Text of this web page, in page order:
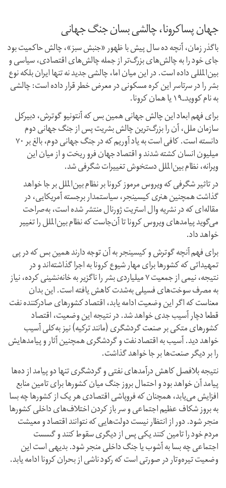
جهان پسا‌کرونا، چالشی بسان جنگ جهانی
باگذر زمان، آنچه ده سال پیش با ظهور «جنبش سبز»، چالش حاکمیت بود
جای خود را به چالش‌های بزرگ‌تر از جمله چالش‌های اقتصادی، سیاسی و
بین‌المللی داده است. در این میان اما، ‌چالشی جدید نه تنها ایران بلکه نوع
بشر را در سر‌تاسر این کره مسکونی در معرض خطر قرار داده است: چالشی
به نام کووید‌ـ۱۹ یا همان کرونا.
برای فهم ابعاد این چالش جهانی همین بس که آنتونیو گوترش، دبیرکل
سازمان ملل، آن را بزرگ‌ترین چالش بشریت پس از جنگ جهانی دوم
دانسته است. کافی است به یاد آوریم که در جنگ جهانی دوم، بالغ بر ۷۰
میلیون انسان کشته شدند و اقتصاد جهان فرو ریخت و از میان این
ویرانه، نظام بین‌الملل دستخوش تغییرات شگرفی شد.
در تاثیر شگرفی که ویروس مرموز کرونا بر نظام بین‌الملل بر جا خواهد
گذاشت همچنین هنری کیسینجر، سیاستمدار برجسته آمریکایی، در
مقاله‌ای که در نشریه وال استریت ژورنال منتشر شده است، به‌صراحت
می‌گوید پیامدهای ویروس کرونا تا آن‌جاست که نظام بین‌الملل را تغییر
خواهد داد.
برای فهم آنچه گوترش و کیسینجر به آن توجه دارند همین بس که در پی
تمهیداتی که کشورها برای مهار شیوع کرونا به اجرا گذاشته‌اند و در
نتیجه، نیمی از جمعیت ۷ میلیاردی بشر را ناگزیر به خانه‌نشینی کرده، نیاز
به مصرف سوخت‌های فسیلی به‌شدت کاهش یافته است. این بدان
معناست که اگر این وضعیت ادامه یابد، اقتصاد کشورهای صادر‌کننده نفت
قطعا دچار آسیب جدی خواهد شد. در نتیجه این وضعیت، اقتصاد
کشورهای متکی بر صنعت گردشگری (مانند ترکیه)‌ نیز به‌کلی آسیب
خواهد دید. آسیب به اقتصاد نفت و گردشگری همچنین آثار و پیامدهایش
را بر دیگر صنعت‌ها بر جا خواهد گذاشت.
نتیجه بلافصل کاهش درآمدهای نفتی و گردشگری تنها دو پیامد از ده‌ها
پیامد آن خواهد بود و احتمال بروز جنگ میان کشورها برای تامین منابع
افزایش می‌یابد، همچنان که فروپاشی اقتصادی هر یک از کشورها چه بسا
به بروز شکاف عظیم اجتماعی و سر باز کردن اختلاف‌های داخلی کشورها
منجر شود. دور از انتظار نیست دولت‌هایی که نتوانند اقتصاد و معیشت
مردم خود را تامین کنند یکی پس از دیگری سقوط کنند و گسست
اجتماعی چه بسا به آشوب یا جنگ داخلی منجر شود. بدیهی است این
وضعیت تیره‌و‌تار در صورتی است که رکود ناشی از بحران کرونا ادامه یابد.